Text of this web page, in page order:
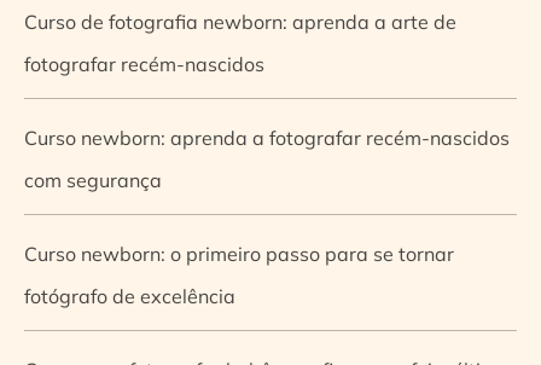
Curso de fotografia newborn: aprenda a arte de
fotografar recém-nascidos
Curso newborn: aprenda a fotografar recém-nascidos
com segurança
Curso newborn: o primeiro passo para se tornar
fotógrafo de excelência